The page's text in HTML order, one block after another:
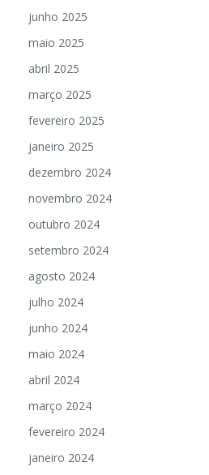
junho 2025
maio 2025
abril 2025
março 2025
fevereiro 2025
janeiro 2025
dezembro 2024
novembro 2024
outubro 2024
setembro 2024
agosto 2024
julho 2024
junho 2024
maio 2024
abril 2024
março 2024
fevereiro 2024
janeiro 2024